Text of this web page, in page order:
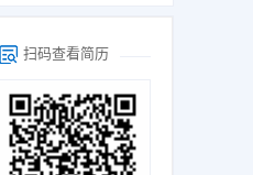
扫码查看简历